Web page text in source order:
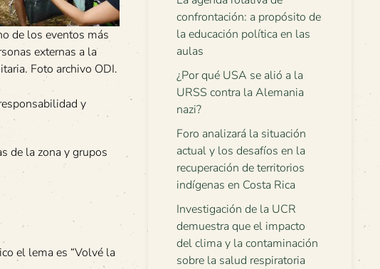
de los eventos más
externas a la
Foto archivo ODI.
y
de la zona y grupos
el lema es “Volvé la
confrontación: a propósito de
la educación política en las
aulas
¿Por qué USA se alió a la
URSS contra la Alemania
nazi?
Foro analizará la situación
actual y los desafíos en la
recuperación de territorios
indígenas en Costa Rica
Investigación de la UCR
demuestra que el impacto
del clima y la contaminación
sobre la salud respiratoria